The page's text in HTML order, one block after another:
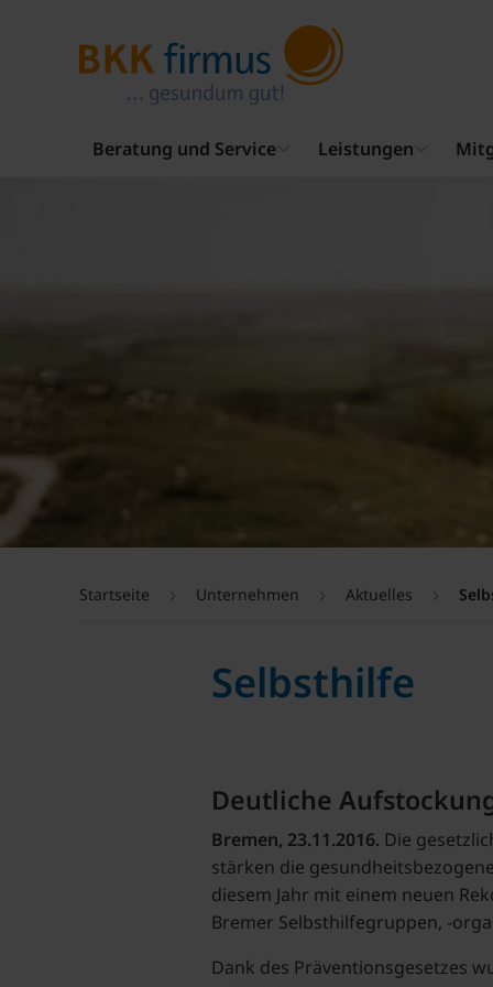
Beratung und Service Leistungen
Startseite Unternehmen Aktuelles
Selbsthilfe
Deutliche
Bremen, 23.11.2016. Die
stärken die
diesem Jahr mit einem neuen
Bremer Selbsthilfegruppen, -
Dank des Präventionsgesetzes